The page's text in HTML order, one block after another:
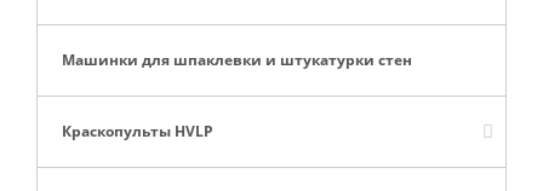
Машинки для шпаклевки и штукатурки стен
Краскопульты HVLP